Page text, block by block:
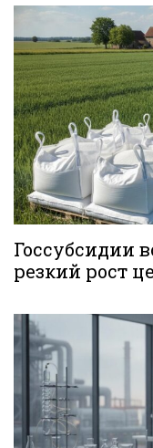
Госсубсидии
резкий рост